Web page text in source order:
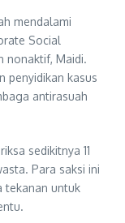
mendalami
Social
nonaktif, Maidi.
penyidikan kasus
antirasuah
sedikitnya 11
Para saksi ini
tekanan untuk